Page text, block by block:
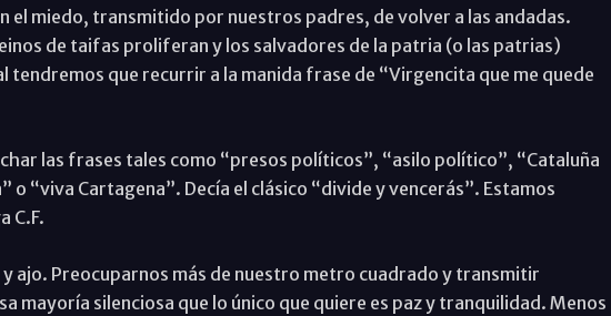
el miedo, transmitido por nuestros padres, de volver a las andadas.
de taifas proliferan y los salvadores de la patria (o las patrias)
tendremos que recurrir a la manida frase de “Virgencita que me quede
las frases tales como “presos políticos”, “asilo político”, “Cataluña
o “viva Cartagena”. Decía el clásico “divide y vencerás”. Estamos
C.F.
y ajo. Preocuparnos más de nuestro metro cuadrado y transmitir
mayoría silenciosa que lo único que quiere es paz y tranquilidad. Menos